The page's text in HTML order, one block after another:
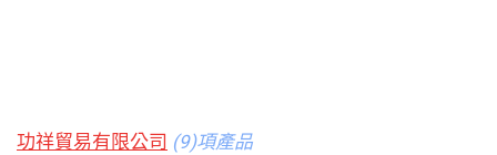
功祥貿易有限公司 (9)項產品